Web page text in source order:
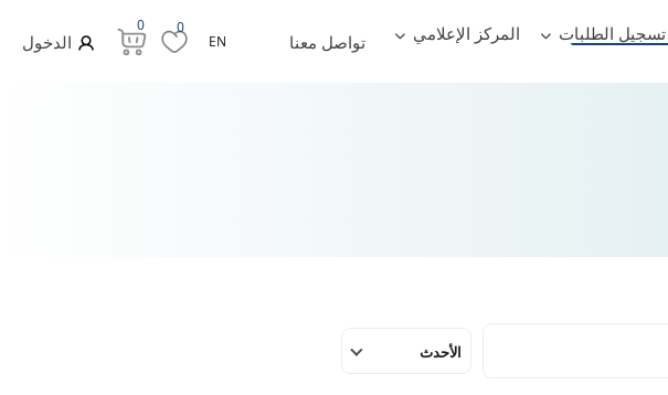
تسجيل الطلبات المركز الإعلامي تواصل معنا EN
0
0
الدخول
الأحدث